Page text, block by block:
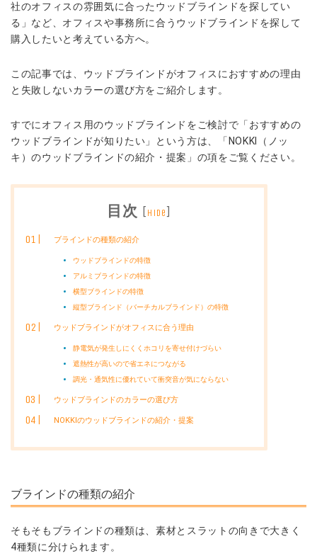
社のオフィスの雰囲気に合ったウッドブラインドを探してい
る」など、オフィスや事務所に合うウッドブラインドを探して
購入したいと考えている方へ。
この記事では、ウッドブラインドがオフィスにおすすめの理由
と失敗しないカラーの選び方をご紹介します。
すでにオフィス用のウッドブラインドをご検討で「おすすめの
ウッドブラインドが知りたい」という方は、「NOKKI（ノッ
キ）のウッドブラインドの紹介・提案」の項をご覧ください。
目次 [hide]
ブラインドの種類の紹介
ウッドブラインドの特徴
アルミブラインドの特徴
横型ブラインドの特徴
縦型ブラインド（バーチカルブラインド）の特徴
ウッドブラインドがオフィスに合う理由
静電気が発生しにくくホコリを寄せ付けづらい
遮熱性が高いので省エネにつながる
調光・通気性に優れていて衝突音が気にならない
ウッドブラインドのカラーの選び方
NOKKIのウッドブラインドの紹介・提案
ブラインドの種類の紹介
そもそもブラインドの種類は、素材とスラットの向きで大きく
4種類に分けられます。